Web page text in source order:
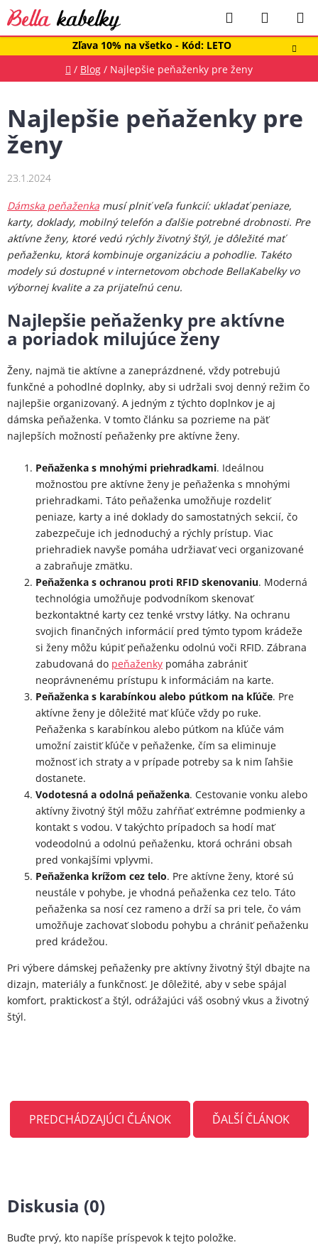
Prejsť
na
obsah
Zľava 10% na všetko - Kód: LETO
Hľadať
KOŠÍK
Domov
/ Blog / Najlepšie peňaženky pre ženy
Najlepšie peňaženky pre
ženy
23.1.2024
Dámska peňaženka musí plniť veľa funkcií: ukladať peniaze,
karty, doklady, mobilný telefón a ďalšie potrebné drobnosti. Pre
aktívne ženy, ktoré vedú rýchly životný štýl, je dôležité mať
peňaženku, ktorá kombinuje organizáciu a pohodlie. Takéto
modely sú dostupné v internetovom obchode BellaKabelky vo
výbornej kvalite a za prijateľnú cenu.
Najlepšie peňaženky pre aktívne
a poriadok milujúce ženy
Ženy, najmä tie aktívne a zaneprázdnené, vždy potrebujú
funkčné a pohodlné doplnky, aby si udržali svoj denný režim čo
najlepšie organizovaný. A jedným z týchto doplnkov je aj
dámska peňaženka. V tomto článku sa pozrieme na päť
najlepších možností peňaženky pre aktívne ženy.
Peňaženka s mnohými priehradkami. Ideálnou
možnosťou pre aktívne ženy je peňaženka s mnohými
priehradkami. Táto peňaženka umožňuje rozdeliť
peniaze, karty a iné doklady do samostatných sekcií, čo
zabezpečuje ich jednoduchý a rýchly prístup. Viac
priehradiek navyše pomáha udržiavať veci organizované
a zabraňuje zmätku.
Peňaženka s ochranou proti RFID skenovaniu. Moderná
technológia umožňuje podvodníkom skenovať
bezkontaktné karty cez tenké vrstvy látky. Na ochranu
svojich finančných informácií pred týmto typom krádeže
si ženy môžu kúpiť peňaženku odolnú voči RFID. Zábrana
zabudovaná do peňaženky pomáha zabrániť
neoprávnenému prístupu k informáciám na karte.
Peňaženka s karabínkou alebo pútkom na kľúče. Pre
aktívne ženy je dôležité mať kľúče vždy po ruke.
Peňaženka s karabínkou alebo pútkom na kľúče vám
umožní zaistiť kľúče v peňaženke, čím sa eliminuje
možnosť ich straty a v prípade potreby sa k nim ľahšie
dostanete.
Vodotesná a odolná peňaženka. Cestovanie vonku alebo
aktívny životný štýl môžu zahŕňať extrémne podmienky a
kontakt s vodou. V takýchto prípadoch sa hodí mať
vodeodolnú a odolnú peňaženku, ktorá ochráni obsah
pred vonkajšími vplyvmi.
Peňaženka krížom cez telo. Pre aktívne ženy, ktoré sú
neustále v pohybe, je vhodná peňaženka cez telo. Táto
peňaženka sa nosí cez rameno a drží sa pri tele, čo vám
umožňuje zachovať slobodu pohybu a chrániť peňaženku
pred krádežou.
Pri výbere dámskej peňaženky pre aktívny životný štýl dbajte na
dizajn, materiály a funkčnosť. Je dôležité, aby v sebe spájal
komfort, praktickosť a štýl, odrážajúci váš osobný vkus a životný
štýl.
PREDCHÁDZAJÚCI ČLÁNOK ĎALŠÍ ČLÁNOK
Diskusia (0)
Buďte prvý, kto napíše príspevok k tejto položke.